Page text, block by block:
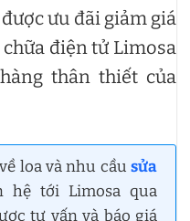
ưu đãi giảm giá
điện tử Limosa
thân thiết của
loa và nhu cầu sửa
hệ tới Limosa qua
tư vấn và báo giá